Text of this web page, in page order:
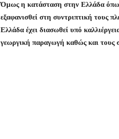
Όμως η κατάσταση στην Ελλάδα όπως
εξαφανισθεί στη συντριπτική τους
Ελλάδα έχει διασωθεί υπό
γεωργική παραγωγή καθώς και τους